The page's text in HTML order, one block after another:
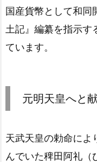
国産貨幣として和同
土記』編纂を指示す
ています。
元明天皇へと
天武天皇の勅命によ
んでいた稗田阿礼（